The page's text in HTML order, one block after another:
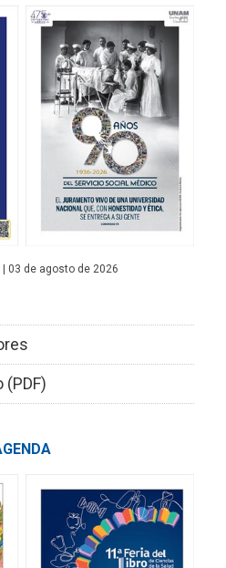
| 03 de agosto de 2026